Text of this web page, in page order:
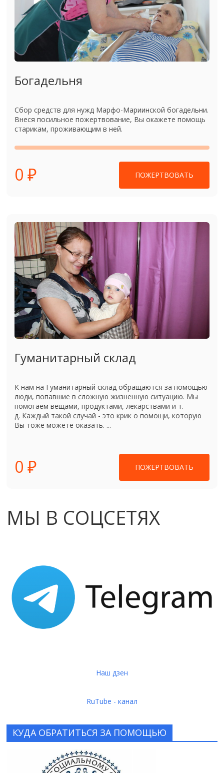
Богадельня
Сбор средств для нужд Марфо-Мариинской богадельни.
Внеся посильное пожертвование, Вы окажете помощь
старикам, проживающим в ней.
0 ₽ ПОЖЕРТВОВАТЬ
Гуманитарный склад
К нам на Гуманитарный склад обращаются за помощью
люди, попавшие в сложную жизненную ситуацию. Мы
помогаем вещами, продуктами, лекарствами и т.
д. Каждый такой случай - это крик о помощи, которую
Вы тоже можете оказать. ...
0 ₽ ПОЖЕРТВОВАТЬ
МЫ В СОЦСЕТЯХ
Наш дзен
RuTube - канал
КУДА ОБРАТИТЬСЯ ЗА ПОМОЩЬЮ